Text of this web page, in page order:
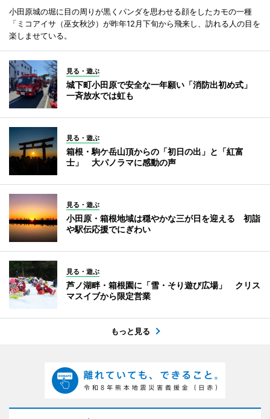
小田原城の堀に目の周りが黒くパンダを思わせる顔をしたカモの一種
「ミコアイサ（巫女秋沙）が昨年12月下旬から飛来し、訪れる人の目を
楽しませている。
見る・遊ぶ
城下町小田原で安全な一年願い「消防出初め式」
一斉放水では虹も
見る・遊ぶ
箱根・駒ケ岳山頂からの「初日の出」と「紅富
士」 大パノラマに感動の声
見る・遊ぶ
小田原・箱根地域は穏やかな三が日を迎える 初詣
や駅伝応援でにぎわい
見る・遊ぶ
芦ノ湖畔・箱根園に「雪・そり遊び広場」 クリス
マスイブから限定営業
もっと見る